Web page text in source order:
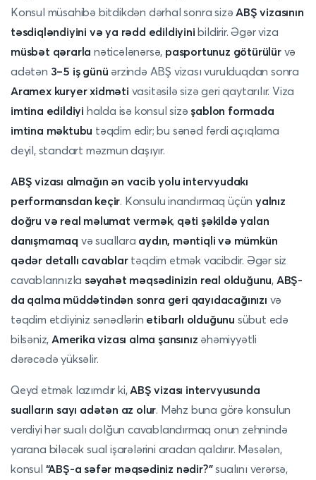
Konsul müsahibə bitdikdən dərhal sonra sizə ABŞ vizasının
təsdiqləndiyini və ya rədd edildiyini bildirir. Əgər viza
müsbət qərarla nəticələnərsə, pasportunuz götürülürvə
adətən 3–5 iş günü ərzində ABŞ vizası vurulduqdan sonra
Aramex kuryer xidməti vasitəsilə sizə geri qaytarılır. Viza
imtina edildiyi halda isə konsul sizəşablon formada
imtina məktubu təqdim edir; bu sənəd fərdi açıqlama
deyil, standart məzmun daşıyır.
ABŞ vizası almağın ən vacib yolu intervyudakı
performansdan keçir. Konsulu inandırmaq üçünyalnız
doğru və real məlumat vermək, qəti şəkildə yalan
danışmamaq və suallara aydın, məntiqli və mümkün
qədər detallı cavablartəqdim etmək vacibdir. Əgər siz
cavablarınızlasəyahət məqsədinizin real olduğunu, ABŞ-
da qalma müddətindən sonra geri qayıdacağınızı və
təqdim etdiyiniz sənədlərin etibarlı olduğunu sübut edə
bilsəniz, Amerika vizası alma şansınız əhəmiyyətli
dərəcədə yüksəlir.
Qeyd etmək lazımdır ki, ABŞ vizası intervyusunda
sualların sayı adətən az olur. Məhz buna görə konsulun
verdiyi hər sualı dolğun cavablandırmaq onun zehnində
yarana biləcək sual işarələrini aradan qaldırır. Məsələn,
konsul “ABŞ-a səfər məqsədiniz nədir?”sualını verərsə,